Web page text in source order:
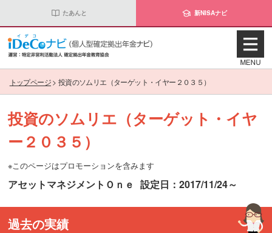
たあんと 新NISAナビ
トップページ> 投資のソムリエ（ターゲット・イヤー２０３５）
投資のソムリエ（ターゲット・イヤ
ー２０３５）
※このページはプロモーションを含みます
アセットマネジメントＯｎｅ 設定日：2017/11/24～
過去の実績